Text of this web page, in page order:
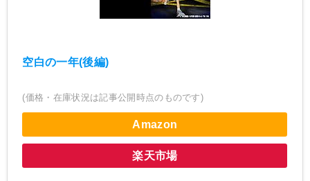
空白の一年(後編)
(価格・在庫状況は記事公開時点のものです)
Amazon
楽天市場